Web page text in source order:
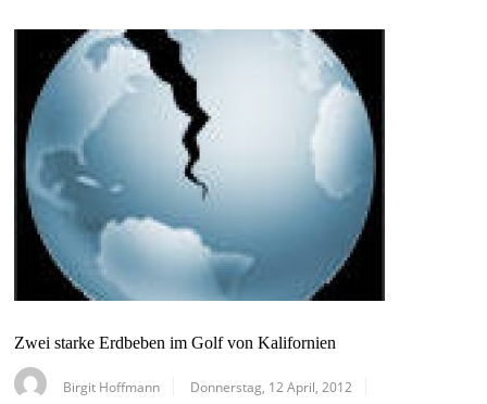
Zwei starke Erdbeben im Golf von Kalifornien
Birgit Hoffmann Donnerstag, 12 April, 2012